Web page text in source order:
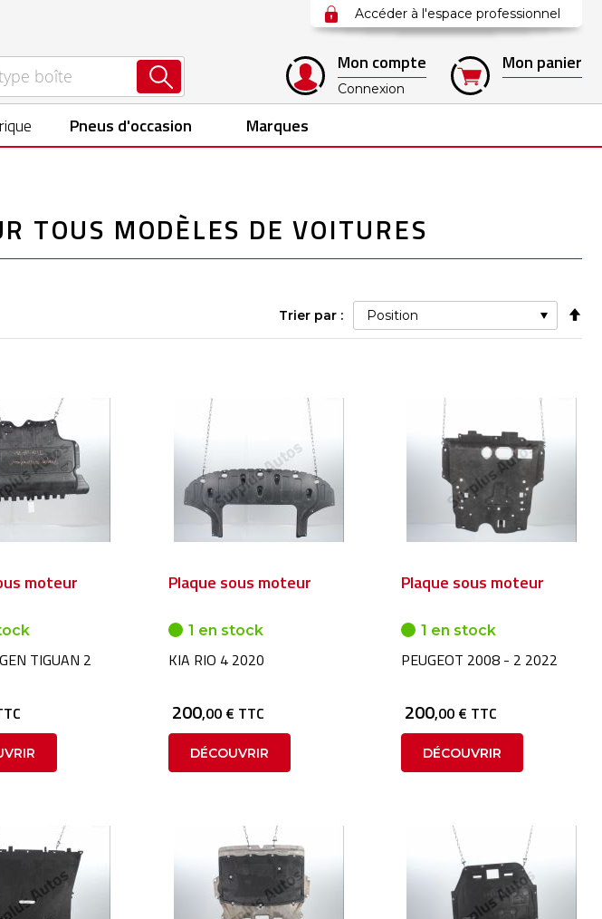
Accéder à l'espace professionnel
Mon compte
Connexion
Mon panier
Pneus d'occasion Marques
TOUS MODÈLES DE VOITURES
Trier par :
moteur
TIGUAN 2
Plaque sous moteur
1 en stock
KIA RIO 4 2020
200,00 € TTC
DÉCOUVRIR
Plaque sous moteur
1 en stock
PEUGEOT 2008 - 2 2022
200,00 € TTC
DÉCOUVRIR